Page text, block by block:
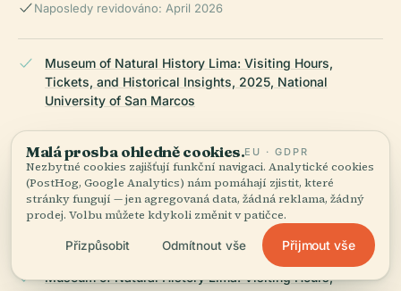
Naposledy revidováno: April 2026
Museum of Natural History Lima: Visiting Hours,
Tickets, and Historical Insights, 2025, National
University of San Marcos
Museum of Natural History Lima: Visiting Hours, Tickets
& Historical Significance, 2025, National University of
San Marcos
Museum of Natural History Lima: Visiting Hours,
Malá prosba ohledně cookies.EU · GDPR
Nezbytné cookies zajišťují funkční navigaci. Analytické cookies
(PostHog, Google Analytics) nám pomáhají zjistit, které
stránky fungují — jen agregovaná data, žádná reklama, žádný
prodej. Volbu můžete kdykoli změnit v patičce.
Přizpůsobit Odmítnout vše Přijmout vše